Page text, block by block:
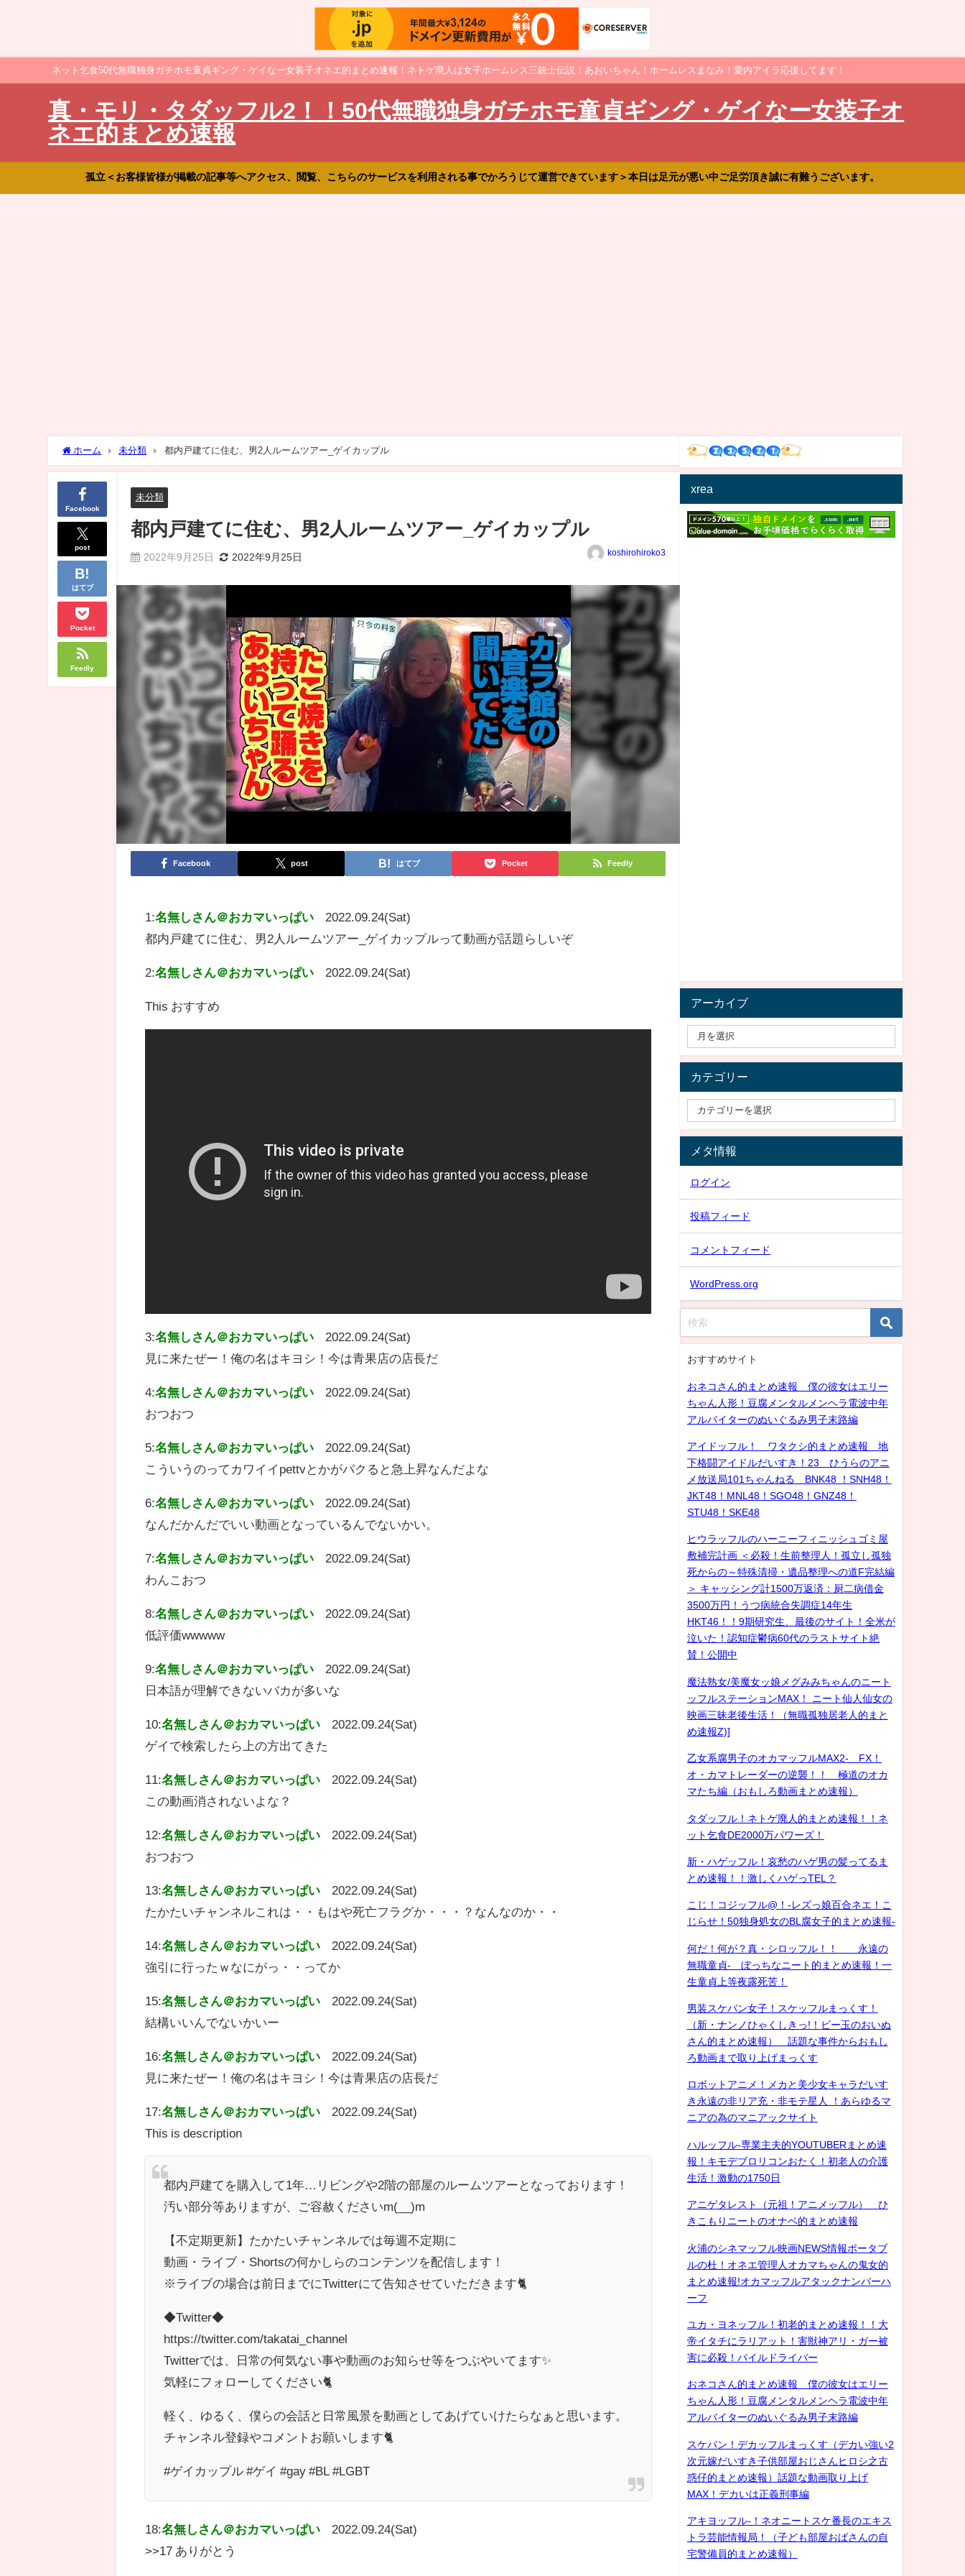
ネット乞食50代無職独身ガチホモ童貞ギング・ゲイなー女装子オネエ的まとめ速報！ネトゲ廃人は女子ホームレス三銃士伝説！あおいちゃん！ホームレスまなみ！愛内アイラ応援してます！
真・モリ・タダッフル2！！50代無職独身ガチホモ童貞ギング・ゲイなー女装子オ
ネエ的まとめ速報
孤立＜お客様皆様が掲載の記事等へアクセス、閲覧、こちらのサービスを利用される事でかろうじて運営できています＞本日は足元が悪い中ご足労頂き誠に有難うございます。
ホーム 未分類 都内戸建てに住む、男2人ルームツアー_ゲイカップル
Facebook
post
はてブ
Pocket
Feedly
未分類
都内戸建てに住む、男2人ルームツアー_ゲイカップル
2022年9月25日 2022年9月25日 koshirohiroko3
Facebook post はてブ Pocket Feedly
1:名無しさん＠おカマいっぱい
2022.09.24(Sat)
都内戸建てに住む、男2人ルームツアー_ゲイカップルって動画が話題らしいぞ
2:名無しさん＠おカマいっぱい 2022.09.24(Sat)
This おすすめ
3:名無しさん＠おカマいっぱい
2022.09.24(Sat)
見に来たぜー！俺の名はキヨシ！今は青果店の店長だ
4:名無しさん＠おカマいっぱい
2022.09.24(Sat)
おつおつ
5:名無しさん＠おカマいっぱい
2022.09.24(Sat)
こういうのってカワイイpettvとかがパクると急上昇なんだよな
6:名無しさん＠おカマいっぱい
2022.09.24(Sat)
なんだかんだでいい動画となっているんでないかい。
7:名無しさん＠おカマいっぱい
2022.09.24(Sat)
わんこおつ
8:名無しさん＠おカマいっぱい
2022.09.24(Sat)
低評価wwwww
9:名無しさん＠おカマいっぱい
2022.09.24(Sat)
日本語が理解できないバカが多いな
10:名無しさん＠おカマいっぱい
2022.09.24(Sat)
ゲイで検索したら上の方出てきた
11:名無しさん＠おカマいっぱい
2022.09.24(Sat)
この動画消されないよな？
12:名無しさん＠おカマいっぱい
2022.09.24(Sat)
おつおつ
13:名無しさん＠おカマいっぱい
2022.09.24(Sat)
たかたいチャンネルこれは・・もはや死亡フラグか・・・？なんなのか・・
14:名無しさん＠おカマいっぱい
2022.09.24(Sat)
強引に行ったｗなにがっ・・ってか
15:名無しさん＠おカマいっぱい
2022.09.24(Sat)
結構いいんでないかいー
16:名無しさん＠おカマいっぱい
2022.09.24(Sat)
見に来たぜー！俺の名はキヨシ！今は青果店の店長だ
17:名無しさん＠おカマいっぱい
2022.09.24(Sat)
This is description
都内戸建てを購入して1年…リビングや2階の部屋のルームツアーとなっております！
汚い部分等ありますが、ご容赦くださいm(__)m
【不定期更新】たかたいチャンネルでは毎週不定期に
動画・ライブ・Shortsの何かしらのコンテンツを配信します！
※ライブの場合は前日までにTwitterにて告知させていただきます🐈
◆Twitter◆
https://twitter.com/takatai_channel
Twitterでは、日常の何気ない事や動画のお知らせ等をつぶやいてます✨
気軽にフォローしてください🐈
軽く、ゆるく、僕らの会話と日常風景を動画としてあげていけたらなぁと思います。
チャンネル登録やコメントお願いします🐈
#ゲイカップル #ゲイ #gay #BL #LGBT
18:名無しさん＠おカマいっぱい
2022.09.24(Sat)
>>17 ありがとう
xrea
アーカイブ
カテゴリー
メタ情報
ログイン
投稿フィード
コメントフィード
WordPress.org
おすすめサイト
おネコさん的まとめ速報 僕の彼女はエリー
ちゃん人形！豆腐メンタルメンヘラ電波中年
アルバイターのぬいぐるみ男子末路編
アイドッフル！ ワタクシ的まとめ速報 地
下格闘アイドルだいすき！23 ひうらのアニ
メ放送局101ちゃんねる BNK48 ！SNH48！
JKT48！MNL48！SGO48！GNZ48！
STU48！SKE48
ヒウラッフルのハーニーフィニッシュゴミ屋
敷補完計画 ＜必殺！生前整理人！孤立し孤独
死からの～特殊清掃・遺品整理への道F完結編
＞ キャッシング計1500万返済：厨二病借金
3500万円！うつ病統合失調症14年生
HKT46！！9期研究生、最後のサイト！全米が
泣いた！認知症鬱病60代のラストサイト絶
賛！公開中
魔法熟女/美魔女ッ娘メグみみちゃんのニート
ッフルステーションMAX！ ニート仙人仙女の
映画三昧老後生活！（無職孤独居老人的まと
め速報Z)]
乙女系腐男子のオカマッフルMAX2- FX！
オ・カマトレーダーの逆襲！！ 極道のオカ
マたち編（おもしろ動画まとめ速報）
タダッフル！ネトゲ廃人的まとめ速報！！ネ
ット乞食DE2000万パワーズ！
新・ハゲッフル！哀愁のハゲ男の髪ってるま
とめ速報！！激しくハゲっTEL？
こじ！コジッフル@！-レズっ娘百合ネエ！こ
じらせ！50独身処女のBL腐女子的まとめ速報-
何だ！何が？真・シロッフル！！ 永遠の
無職童貞- ぼっちなニート的まとめ速報！一
生童貞上等夜露死苦！
男装スケバン女子！スケッフルまっくす！
（新・ナンノひゃくしきっ!！ビー玉のおいぬ
さん的まとめ速報） 話題な事件からおもし
ろ動画まで取り上げまっくす
ロボットアニメ！メカと美少女キャラだいす
き永遠の非リア充・非モテ星人 ！あらゆるマ
ニアの為のマニアックサイト
ハルッフル-専業主夫的YOUTUBERまとめ速
報！キモデブロリコンおたく！初老人の介護
生活！激動の1750日
アニゲタレスト（元祖！アニメッフル） ひ
きこもりニートのオナベ的まとめ速報
火浦のシネマッフル映画NEWS情報ポータブ
ルの杜！オネエ管理人オカマちゃんの鬼女的
まとめ速報!オカマッフルアタックナンバーハ
ーフ
ユカ・ヨネッフル！初老的まとめ速報！！大
帝イタチにラリアット！害獣神アリ・ガー被
害に必殺！パイルドライバー
おネコさん的まとめ速報 僕の彼女はエリー
ちゃん人形！豆腐メンタルメンヘラ電波中年
アルバイターのぬいぐるみ男子末路編
スケバン！デカッフルまっくす（デカい強い2
次元嫁だいすき子供部屋おじさんヒロシ之古
惑仔的まとめ速報）話題な動画取り上げ
MAX！デカいは正義刑事編
アキヨッフル-！ネオニートスケ番長のエキス
トラ芸能情報局！（子ども部屋おばさんの自
宅警備員的まとめ速報）